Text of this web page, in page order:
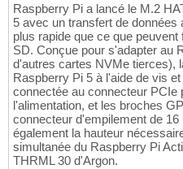
Raspberry Pi a lancé le M.2
5 avec un transfert de données
plus rapide que ce que
SD. Conçue pour s'adapter au
d'autres cartes NVMe tierces),
Raspberry Pi 5 à l'aide de vis
connectée au connecteur PCIe
l'alimentation, et les broches
connecteur d'empilement de
également la hauteur
simultanée du Raspberry Pi
THRML 30 d'Argon.